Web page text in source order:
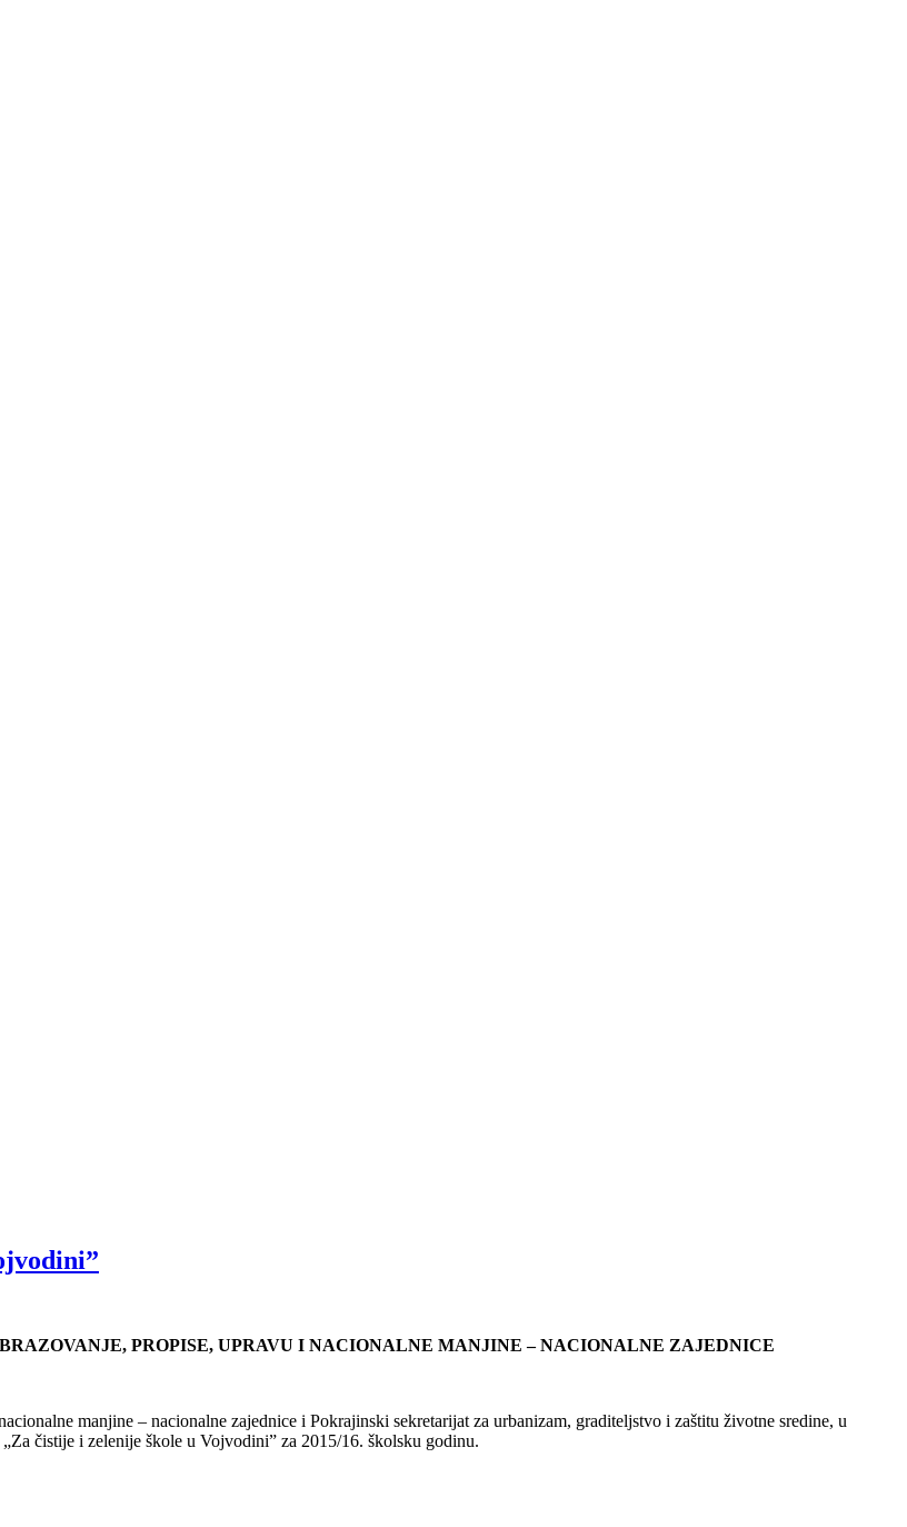
PROPISE, UPRAVU I NACIONALNE MANJINE ‒ NACIONALNE ZAJEDNICE
manjine ‒ nacionalne zajednice i Pokrajinski sekretarijat za urbanizam, graditeljstvo i zaštitu životne sredine, u
čistije i zelenije škole u Vojvodini” za 2015/16. školsku godinu.